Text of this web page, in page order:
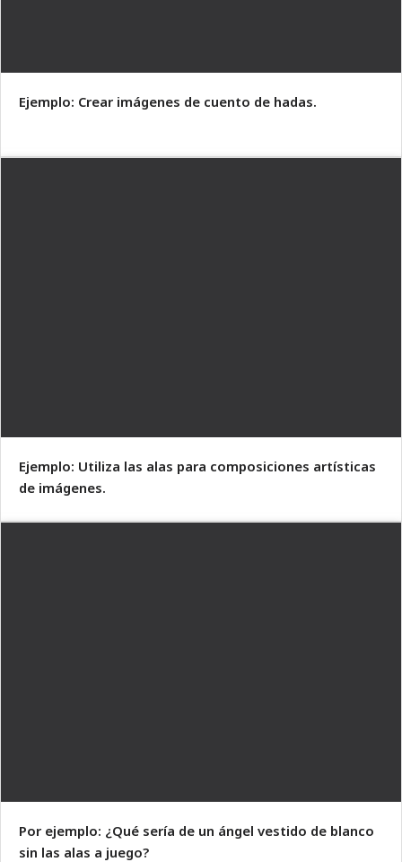
Ejemplo: Crear imágenes de cuento de hadas.
Ejemplo: Utiliza las alas para composiciones artísticas
de imágenes.
Por ejemplo: ¿Qué sería de un ángel vestido de blanco
sin las alas a juego?